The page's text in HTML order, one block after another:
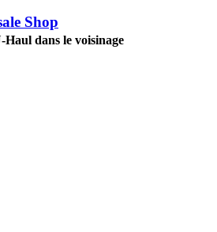
Shop
Haul dans le voisinage